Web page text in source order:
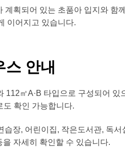
계획되어 있는 초품아 입지와
이어지고 있습니다.
스 안내
112㎡A·B 타입으로 구성되어
확인 가능합니다.
장, 어린이집, 작은도서관, 독
자세히 확인할 수 있습니다.